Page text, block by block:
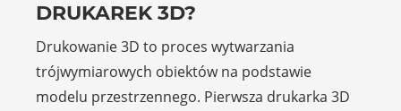
DRUKAREK 3D?
Drukowanie 3D to proces wytwarzania
trójwymiarowych obiektów na podstawie
modelu przestrzennego. Pierwsza drukarka 3D